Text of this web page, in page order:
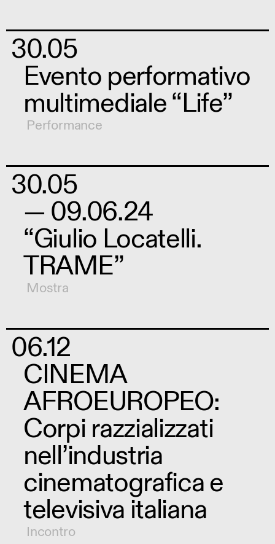
30.05
Evento performativo
multimediale “Life”
Performance
30.05
— 09.06.24
“Giulio Locatelli.
TRAME”
Mostra
06.12
CINEMA
AFROEUROPEO:
Corpi razzializzati
nell’industria
cinematografica e
televisiva italiana
Incontro